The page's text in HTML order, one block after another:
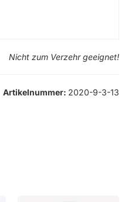
Nicht zum Verzehr geeignet!
Artikelnummer: 2020-9-3-13